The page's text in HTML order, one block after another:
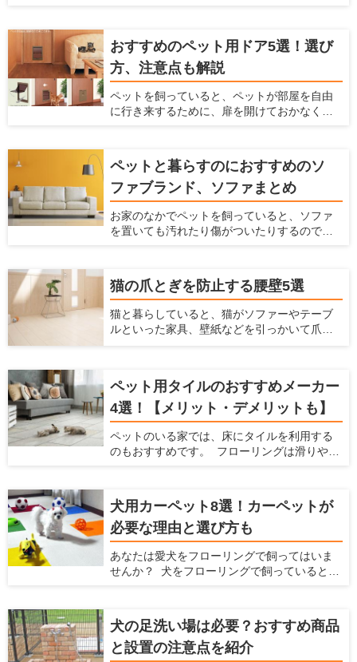
ならないのです。 しかし、この階段の上り下
りは、犬にとって大きな危険をはらんでいま
す。早く対策をしておかないと、犬の体に大
きなダメージを与えることになってしまいま
す。 ここでは、犬が階段に入るのを防ぐ柵
と、階段が犬に及ぼすダメージやリスクを解
おすすめのペット用ドア5選！選び
方、注意点も解説
ペットを飼っていると、ペットが部屋を自由
に行き来するために、扉を開けておかなくて
トイレをおいている時には、部屋に臭いが
入ってきてしまいます。 かといって閉めてお
いても、ペットが移動したいという時に毎回
開け閉めしなくてはならず、面倒ですよね。
そんなときには、ペット用ドアを設置するの
がおすすめです。 ペット用ドアとは、通常の
ペットがお部屋を自由に行き来ができるの
で、とても便利です。 ここでは、おすすめ商
品を紹介するとともに、ペット用ドアの知ら
れざるメリット、ペット用ドアの種類を紹介
します。
ペットと暮らすのにおすすめのソ
ファブランド、ソファまとめ
お家のなかでペットを飼っていると、ソファ
を置いても汚れたり傷がついたりするのでソ
ますし便利です。もしペットを飼っている方
がソファを購入するなら、ソファもペットに
合わせて選ぶ必要があります。 ここでは、
ペットと快適に使えるソファの選び方、お手
入れ方法、おすすめのソファブランドをご紹
猫の爪とぎを防止する腰壁5選
猫と暮らしていると、猫がソファーやテーブ
ルといった家具、壁紙などを引っかいて爪と
の爪とぎを防止する方法や爪とぎ防止に役立
つ腰壁をご紹介します。愛猫の爪とぎ対策を
立てるときの参考にしてみてください。
ペット用タイルのおすすめメーカー
4選！【メリット・デメリットも】
ペットのいる家では、床にタイルを利用する
のもおすすめです。 フローリングは滑りやす
いったデメリットを防げます。 ここでは、
ペットを飼っている家にとってタイルにどの
ようなメリットやデメリットがあるか、どん
なタイルを選べばいいかを解説するととも
に、おすすめのタイルを紹介します。 ペット
を飼っていて、床をタイルにするか検討して
犬用カーペット8選！カーペットが
必要な理由と選び方も
あなたは愛犬をフローリングで飼ってはいま
せんか？ 犬をフローリングで飼っていると、
の足音、フローリングに染みつく臭いなどで
す。こういった悩みを解消するには、カー
ペットを敷くことをおすすめします。 ここで
犬の足洗い場は必要？おすすめ商品
と設置の注意点を紹介